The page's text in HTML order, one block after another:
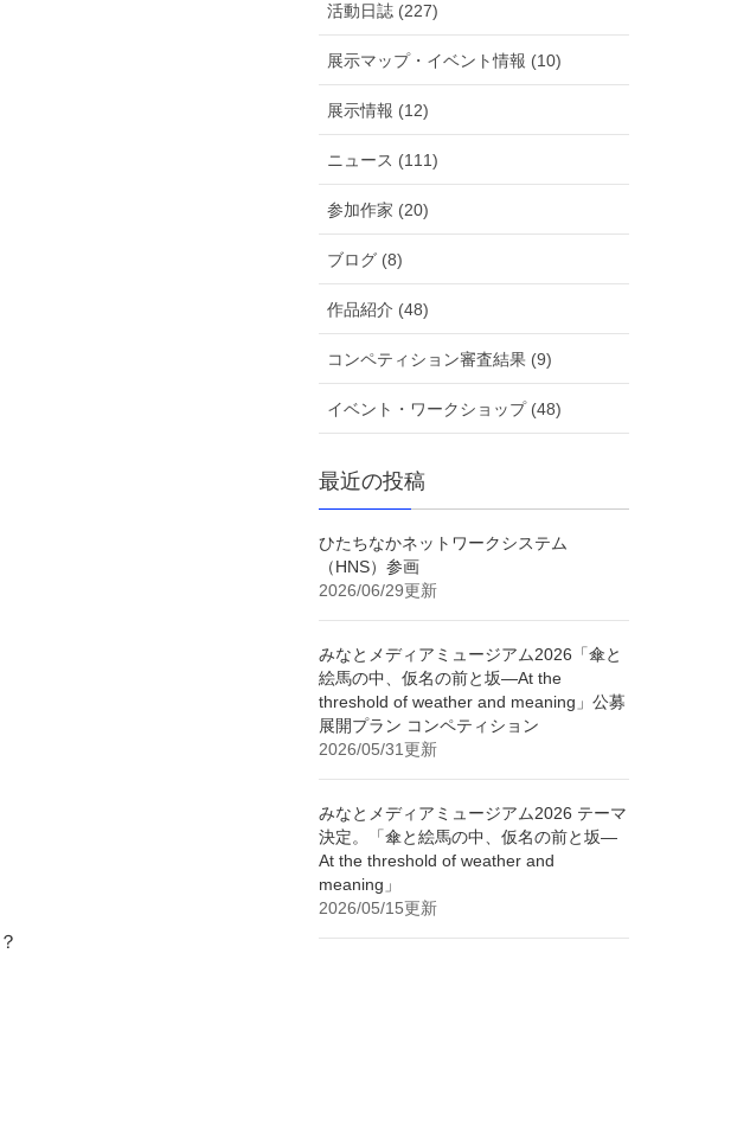
活動日誌 (227)
展示マップ・イベント情報 (10)
展示情報 (12)
ニュース (111)
参加作家 (20)
ブログ (8)
作品紹介 (48)
コンペティション審査結果 (9)
イベント・ワークショップ (48)
最近の投稿
ひたちなかネットワークシステム
（HNS）参画
2026/06/29更新
みなとメディアミュージアム2026「傘と
絵馬の中、仮名の前と坂—At the
threshold of weather and meaning」公募
展開プラン コンペティション
2026/05/31更新
みなとメディアミュージアム2026 テーマ
決定。「傘と絵馬の中、仮名の前と坂—
At the threshold of weather and
meaning」
2026/05/15更新